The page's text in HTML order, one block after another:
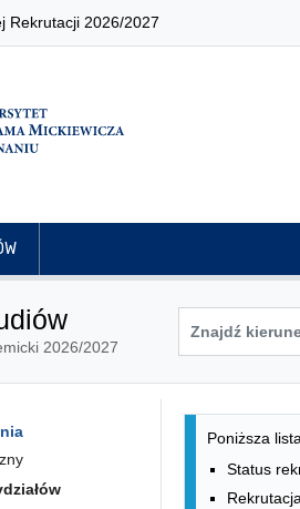
Rekrutacji 2026/2027
2026/2027
kierunkówLista
Poniższa
Status